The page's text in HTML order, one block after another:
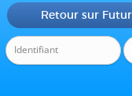
Retour sur